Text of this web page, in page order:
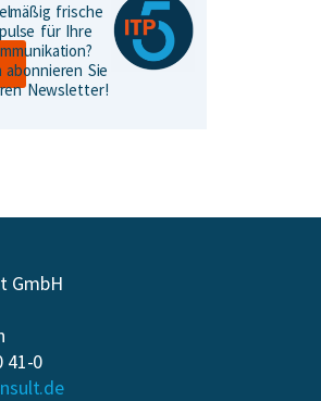
frische
für Ihre
abonnieren Sie
Newsletter!
GmbH
41-0